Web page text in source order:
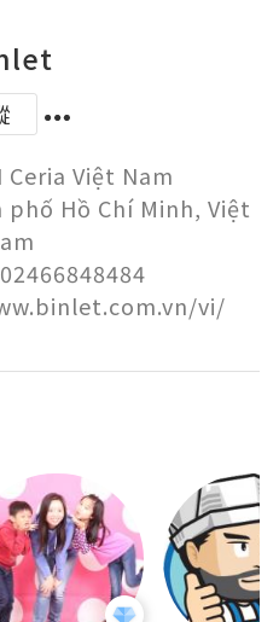
Việt Nam
Hồ Chí Minh, Việt